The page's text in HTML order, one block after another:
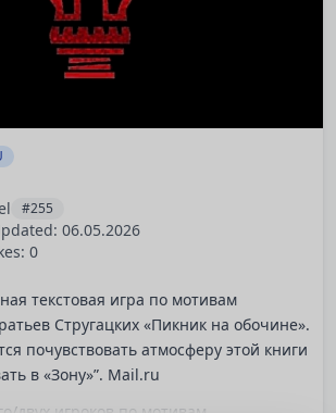
#255
06.05.2026
0
текстовая игра по мотивам
Стругацких «Пикник на обочине».
почувствовать атмосферу этой книги
в «Зону»”. Mail.ru